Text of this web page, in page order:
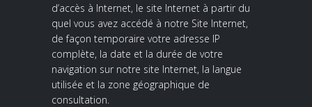
d’accès à Internet, le site Internet à partir du
quel vous avez accédé à notre Site Internet,
de façon temporaire votre adresse IP
complète, la date et la durée de votre
navigation sur notre site Internet, la langue
utilisée et la zone géographique de
consultation.